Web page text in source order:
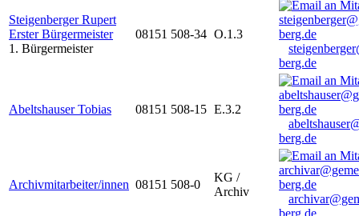
Steigenberger Rupert
Erster Bürgermeister
1. Bürgermeister
08151 508-34 O.1.3
berg.de
Abeltshauser Tobias 08151 508-15 E.3.2
berg.de
Archivmitarbeiter/innen 08151 508-0
KG /
Archiv